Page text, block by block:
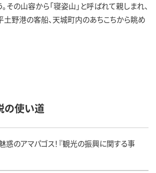
その山容から「寝姿山」と呼ばれて親しまれ、
土野港の客船、天城町内のあちこちから眺め
の使い道
惑のアマパゴス！『観光の振興に関する事